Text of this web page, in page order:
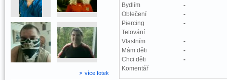
více fotek
Bydlím
-
Oblečení
-
Piercing
-
Tetování
Vlastním
-
Mám děti
-
Chci děti
-
Komentář